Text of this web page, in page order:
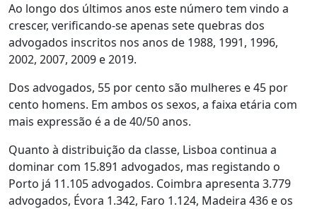
Ao longo dos últimos anos este número tem vindo a
crescer, verificando-se apenas sete quebras dos
advogados inscritos nos anos de 1988, 1991, 1996,
2002, 2007, 2009 e 2019.
Dos advogados, 55 por cento são mulheres e 45 por
cento homens. Em ambos os sexos, a faixa etária com
mais expressão é a de 40/50 anos.
Quanto à distribuição da classe, Lisboa continua a
dominar com 15.891 advogados, mas registando o
Porto já 11.105 advogados. Coimbra apresenta 3.779
advogados, Évora 1.342, Faro 1.124, Madeira 436 e os